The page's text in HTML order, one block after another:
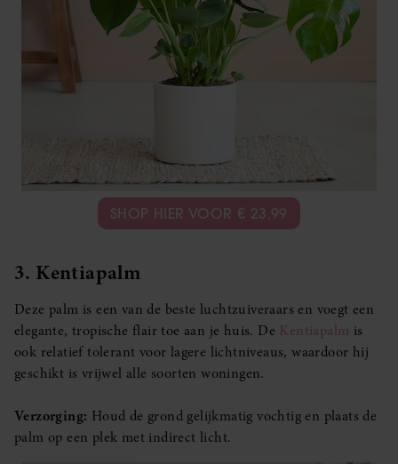
SHOP HIER VOOR € 23,99
3. Kentiapalm
Deze palm is een van de beste luchtzuiveraars en voegt een
elegante, tropische flair toe aan je huis. De Kentiapalm is
ook relatief tolerant voor lagere lichtniveaus, waardoor hij
geschikt is vrijwel alle soorten woningen.
Verzorging: Houd de grond gelijkmatig vochtig en plaats de
palm op een plek met indirect licht.